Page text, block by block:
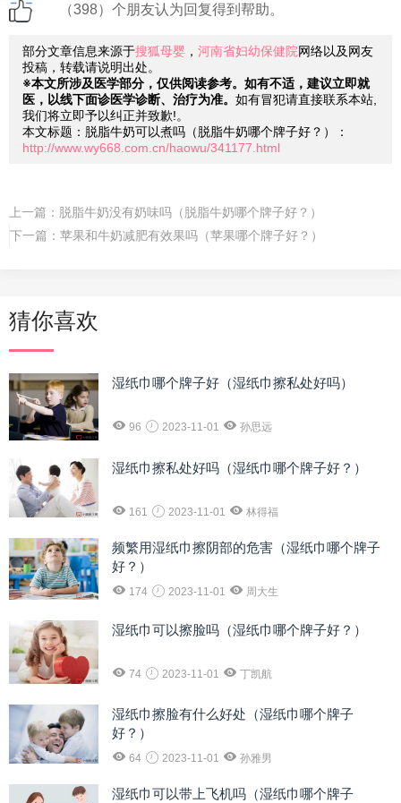
（398）个朋友认为回复得到帮助。
部分文章信息来源于搜狐母婴 ， 河南省妇幼保健院网络以及网友
投稿，转载请说明出处。
※本文所涉及医学部分，仅供阅读参考。如有不适，建议立即就
医，以线下面诊医学诊断、治疗为准。 如有冒犯请直接联系本站,
我们将立即予以纠正并致歉!。
本文标题：脱脂牛奶可以煮吗（脱脂牛奶哪个牌子好？）：
http://www.wy668.com.cn/haowu/341177.html
上一篇： 脱脂牛奶没有奶味吗（脱脂牛奶哪个牌子好？）
下一篇： 苹果和牛奶减肥有效果吗（苹果哪个牌子好？）
猜你喜欢
湿纸巾哪个牌子好（湿纸巾擦私处好吗）
96 2023-11-01 孙思远
湿纸巾擦私处好吗（湿纸巾哪个牌子好？）
161 2023-11-01 林得福
频繁用湿纸巾擦阴部的危害（湿纸巾哪个牌子
好？）
174 2023-11-01 周大生
湿纸巾可以擦脸吗（湿纸巾哪个牌子好？）
74 2023-11-01 丁凯航
湿纸巾擦脸有什么好处（湿纸巾哪个牌子
好？）
64 2023-11-01 孙雅男
湿纸巾可以带上飞机吗（湿纸巾哪个牌子